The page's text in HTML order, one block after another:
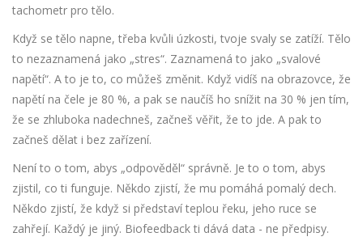
tachometr pro tělo.
Když se tělo napne, třeba kvůli úzkosti, tvoje svaly se zatíží. Tělo
to nezaznamená jako „stres“. Zaznamená to jako „svalové
napětí“. A to je to, co můžeš změnit. Když vidíš na obrazovce, že
napětí na čele je 80 %, a pak se naučíš ho snížit na 30 % jen tím,
že se zhluboka nadechneš, začneš věřit, že to jde. A pak to
začneš dělat i bez zařízení.
Není to o tom, abys „odpověděl“ správně. Je to o tom, abys
zjistil, co ti funguje. Někdo zjistí, že mu pomáhá pomalý dech.
Někdo zjistí, že když si představí teplou řeku, jeho ruce se
zahřejí. Každý je jiný. Biofeedback ti dává data - ne předpisy.